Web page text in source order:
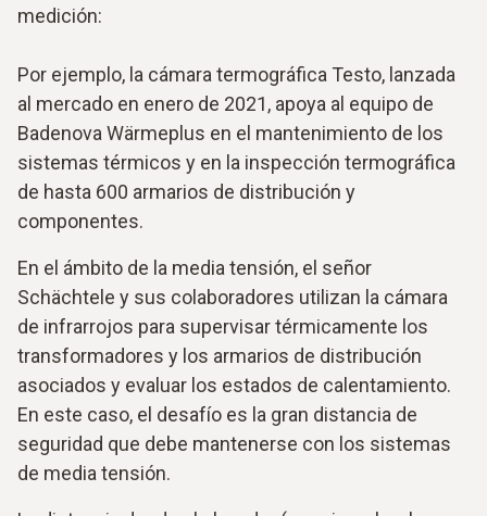
medición:
Por ejemplo, la cámara termográfica Testo, lanzada
al mercado en enero de 2021, apoya al equipo de
Badenova Wärmeplus en el mantenimiento de los
sistemas térmicos y en la inspección termográfica
de hasta 600 armarios de distribución y
componentes.
En el ámbito de la media tensión, el señor
Schächtele y sus colaboradores utilizan la cámara
de infrarrojos para supervisar térmicamente los
transformadores y los armarios de distribución
asociados y evaluar los estados de calentamiento.
En este caso, el desafío es la gran distancia de
seguridad que debe mantenerse con los sistemas
de media tensión.